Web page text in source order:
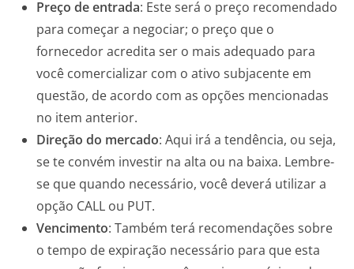
Preço de entrada: Este será o preço recomendado
para começar a negociar; o preço que o
fornecedor acredita ser o mais adequado para
você comercializar com o ativo subjacente em
questão, de acordo com as opções mencionadas
no item anterior.
Direção do mercado: Aqui irá a tendência, ou seja,
se te convém investir na alta ou na baixa. Lembre-
se que quando necessário, você deverá utilizar a
opção CALL ou PUT.
Vencimento: Também terá recomendações sobre
o tempo de expiração necessário para que esta